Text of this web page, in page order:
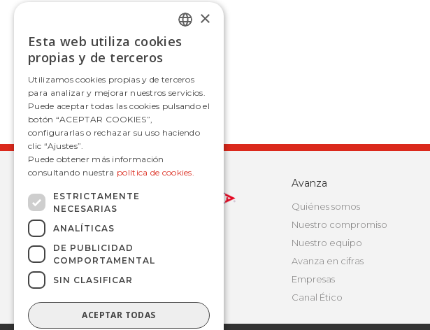
Avanza
Quiénes somos
Nuestro compromiso
Nuestro equipo
Avanza en cifras
Empresas
Canal Ético
SPANISH
×
Esta web utiliza cookies
propias y de terceros
Utilizamos cookies propias y de terceros
para analizar y mejorar nuestros servicios.
Puede aceptar todas las cookies pulsando el
botón “ACEPTAR COOKIES”,
configurarlas o rechazar su uso haciendo
clic “Ajustes”.
Puede obtener más información
consultando nuestra política de cookies.
ESTRICTAMENTE
NECESARIAS
ANALÍTICAS
DE PUBLICIDAD
COMPORTAMENTAL
SIN CLASIFICAR
ACEPTAR TODAS